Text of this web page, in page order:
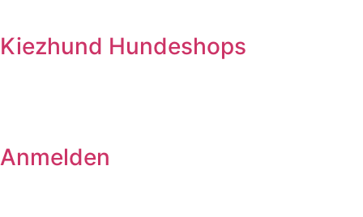
Kiezhund Hundeshops
Anmelden